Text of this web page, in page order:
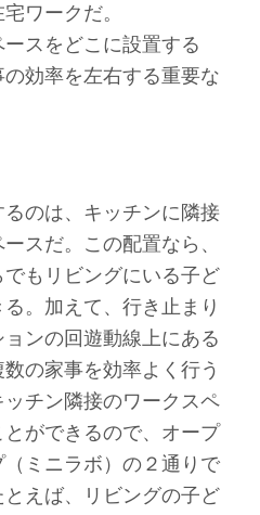
ワークだ。
スをどこに設置する
効率を左右する重要な
のは、キッチンに隣接
スだ。この配置なら、
もリビングにいる子ど
。加えて、行き止まり
ンの回遊動線上にある
の家事を効率よく行う
チン隣接のワークスペ
ができるので、オープ
ミニラボ）の２通りで
えば、リビングの子ど